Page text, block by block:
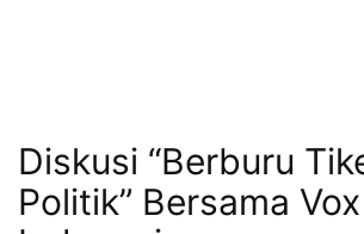
Diskusi “Berburu
Politik” Bersama